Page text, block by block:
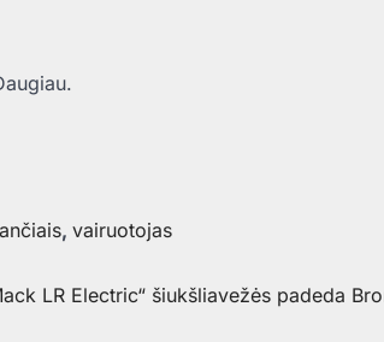
, vairuotojas
LR Electric“ šiukšliavežės padeda